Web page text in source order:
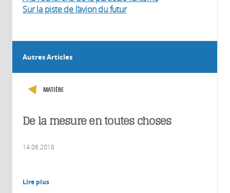
2018Intissar
Collisions,
Toulouse III
Sur la piste de l’avion du futur
Autres Articles
MATIÈRE
De la mesure en toutes choses
14.06.2018
Lire plus